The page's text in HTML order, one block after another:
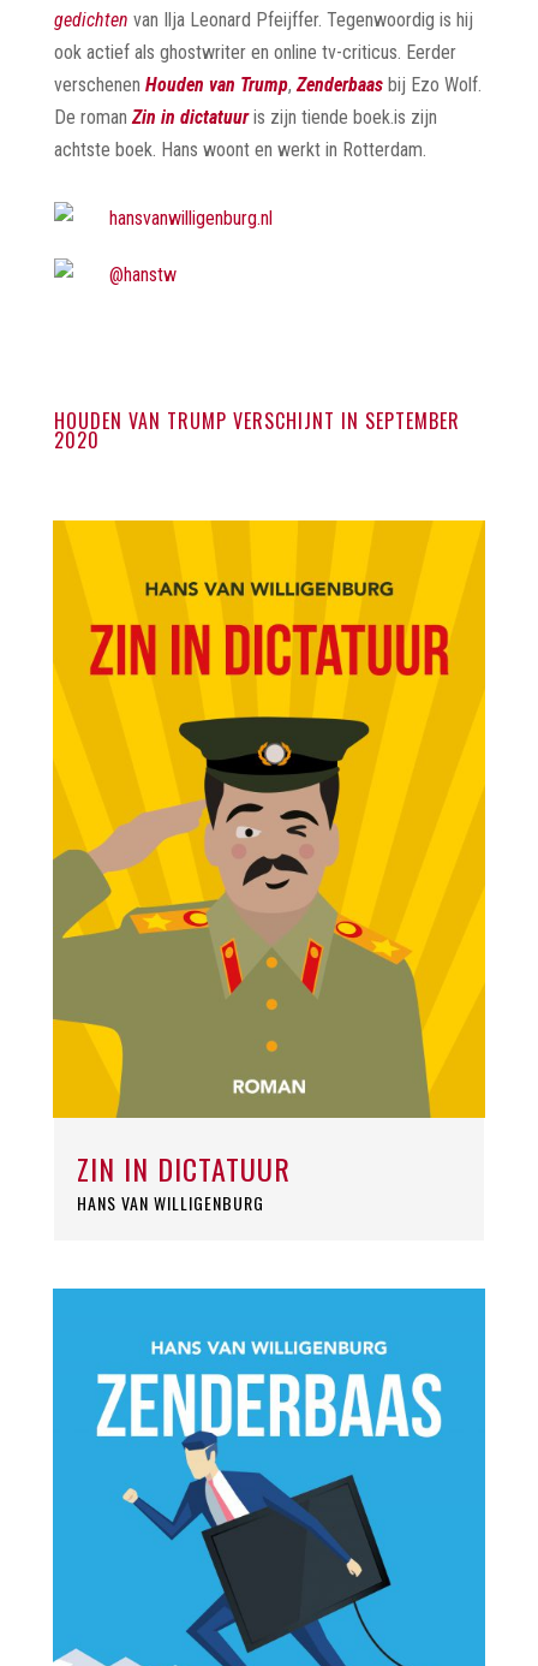
gedichten van Ilja Leonard Pfeijffer. Tegenwoordig is hij
ook actief als ghostwriter en online tv-criticus. Eerder
verschenen Houden van Trump, Zenderbaasbij Ezo Wolf.
De roman Zin in dictatuuris zijn tiende boek.is zijn
achtste boek. Hans woont en werkt in Rotterdam.
hansvanwilligenburg.nl
@hanstw
HOUDEN VAN TRUMP VERSCHIJNT IN SEPTEMBER
2020
ZIN IN DICTATUUR
HANS VAN WILLIGENBURG